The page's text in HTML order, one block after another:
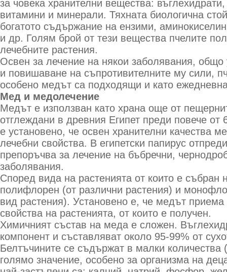
за човека хранителни вещества:
витамини и минерали. Тяхната биологична
богатото съдържание на ензими,
и др. Голям брой от тези вещества пчелите
лечебните растения.
Освен за лечение на някои заболявания, общо
и повишаване на съпротивителните му сили,
особено медът са подходящи и като
Мед и медолечение
Медът е използван като храна още от
отглеждани в древния Египет преди повече
е установено, че освен хранителни качества
лечебни свойства. В египетски папирус
препоръчва за лечение на бъбречни,
заболявания.
Според вида на растенията от които е събран
полифлорен (от различни растения) и
вид растения). Установено е, че медът приема
свойства на растенията, от които е получен.
Химичният състав на меда е сложен.
компонент и съставляват около 95-99% от
Белтъчините се съдържат в малки количества
голямо значение, особено за организма на